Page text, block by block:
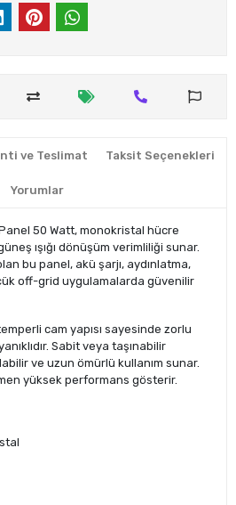
ve Teslimat Taksit Seçenekleri
Yorumlar
50 Watt, monokristal hücre
ışığı dönüşüm verimliliği sunar.
bu panel, akü şarjı, aydınlatma,
off-grid uygulamalarda güvenilir
cam yapısı sayesinde zorlu
Sabit veya taşınabilir
ve uzun ömürlü kullanım sunar.
yüksek performans gösterir.